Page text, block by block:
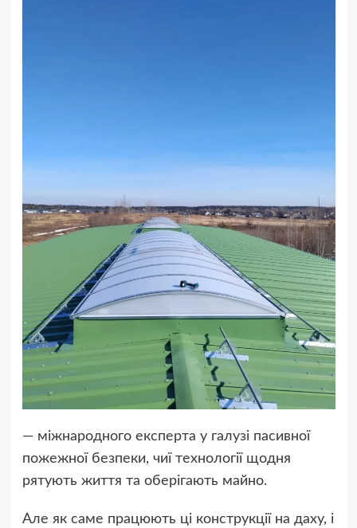
— міжнародного експерта у галузі пасивної
пожежної безпеки, чиї технології щодня
рятують життя та оберігають майно.
Але як саме працюють ці конструкції на даху, і